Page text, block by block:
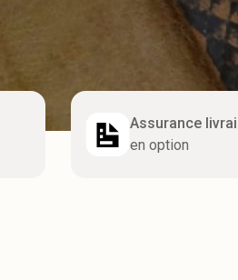
Assurance
en option